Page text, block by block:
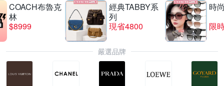
COACH布魯克
林
$8999
經典TABBY系
列
現省4800
時
限
嚴選品牌